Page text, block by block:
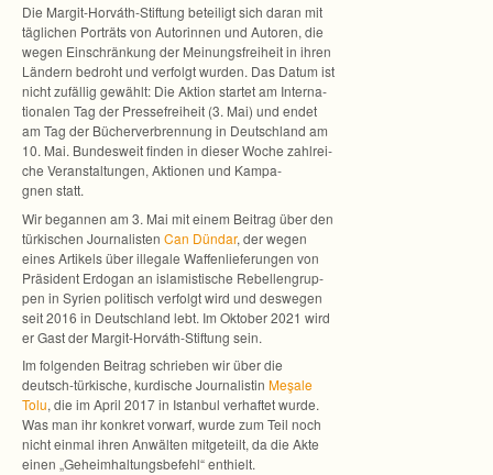
Die Margit-Horváth-Stiftung betei­ligt sich daran mit
täg­li­chen Por­träts von Auto­rin­nen und Auto­ren, die
wegen Ein­schrän­kung der Mei­nungs­frei­heit in ihren
Län­dern bedroht und ver­folgt wur­den. Das Datum ist
nicht zufäl­lig gewählt: Die Aktion star­tet am Inter­na­
tio­na­len Tag der Pres­se­frei­heit (3. Mai) und endet
am Tag der Bücher­ver­bren­nung in Deutsch­land am
10. Mai. Bun­des­weit fin­den in die­ser Woche zahl­rei­
che Ver­an­stal­tun­gen, Aktio­nen und Kam­pa­
gnen statt.
Wir began­nen am 3. Mai mit einem Bei­trag über den
tür­ki­schen Jour­na­lis­ten Can Dündar, der wegen
eines Arti­kels über ille­gale Waf­fen­lie­fe­run­gen von
Prä­si­dent Erdo­gan an isla­mis­ti­sche Rebel­len­grup­
pen in Syrien poli­tisch ver­folgt wird und des­we­gen
seit 2016 in Deutsch­land lebt. Im Okto­ber 2021 wird
er Gast der Margit-Horváth-Stiftung sein.
Im fol­gen­den Bei­trag schrie­ben wir über die
deutsch-türkische, kur­di­sche Jour­na­lis­tin Meşale
Tolu, die im April 2017 in Istan­bul ver­haf­tet wurde.
Was man ihr kon­kret vor­warf, wurde zum Teil noch
nicht ein­mal ihren Anwäl­ten mit­ge­teilt, da die Akte
einen „Geheim­hal­tungs­be­fehl“ enthielt.